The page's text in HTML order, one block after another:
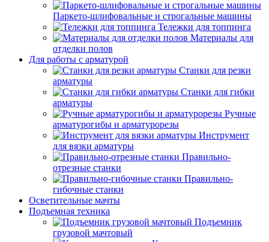
Паркето-шлифовальные и строгальные машины
Тележки для топпинга
Материалы для
отделки полов
Для работы с арматурой
Станки для резки
арматуры
Станки для гибки
арматуры
Ручные
арматурогибы и арматурорезы
Инструмент
для вязки арматуры
Правильно-
отрезные станки
Правильно-
гибочные станки
Осветительные мачты
Подъемная техника
Подъемник
грузовой мачтовый